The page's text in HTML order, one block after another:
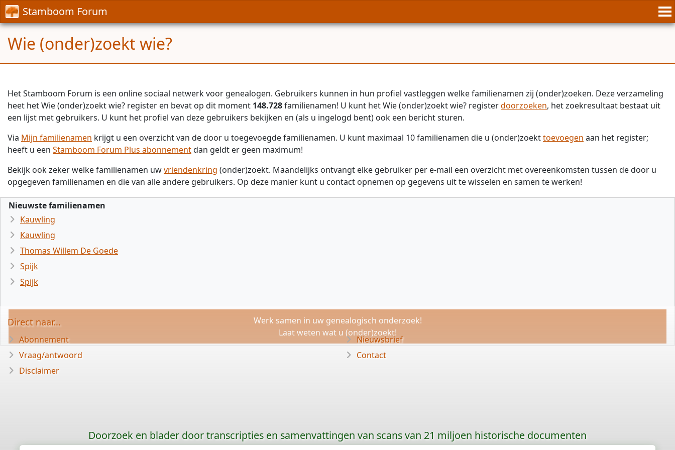
Stamboom Forum
Wie (onder)zoekt wie?
Het Stamboom Forum is een online sociaal netwerk voor genealogen. Gebruikers kunnen in hun profiel vastleggen welke familienamen zij (onder)zoeken. Deze verzameling
heet het Wie (onder)zoekt wie? register en bevat op dit moment 148.728familienamen! U kunt het Wie (onder)zoekt wie? registerdoorzoeken, het zoekresultaat bestaat uit
een lijst met gebruikers. U kunt het profiel van deze gebruikers bekijken en (als u ingelogd bent) ook een bericht sturen.
Via Mijn familienamen krijgt u een overzicht van de door u toegevoegde familienamen. U kunt maximaal 10 familienamen die u (onder)zoekttoevoegen aan het register;
heeft u een Stamboom Forum Plus abonnementdan geldt er geen maximum!
Bekijk ook zeker welke familienamen uwvriendenkring (onder)zoekt. Maandelijks ontvangt elke gebruiker per e-mail een overzicht met overeenkomsten tussen de door u
opgegeven familienamen en die van alle andere gebruikers. Op deze manier kunt u contact opnemen op gegevens uit te wisselen en samen te werken!
Nieuwste familienamen
Kauwling
Kauwling
Thomas Willem De Goede
Spijk
Spijk
Werk samen in uw genealogisch onderzoek!
Laat weten wat u (onder)zoekt!
Direct naar...
Abonnement
Vraag/antwoord
Disclaimer
Nieuwsbrief
Contact
Doorzoek en blader door transcripties en samenvattingen van scans van 21 miljoen historische documenten